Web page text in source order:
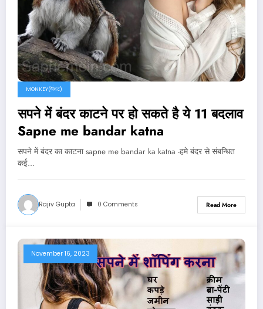
MONKEY(बंदर)
सपने में बंदर काटने पर हो सकते है ये 11 बदलाव
Sapne me bandar katna
सपने में बंदर का काटना sapne me bandar ka katna -हमे बंदर से संबन्धित
कई…
Rajiv Gupta 0 Comments Read More
November 16, 2023